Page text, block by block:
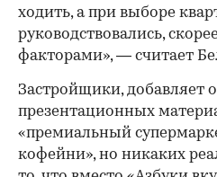
ходить, а при выборе
руководствовались,
факторами», — считает
Застройщики, добавляет
презентационных
«премиальный
кофейни», но никаких